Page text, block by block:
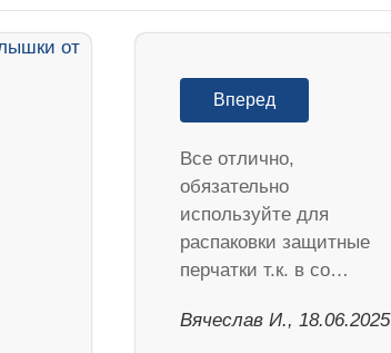
Вперед
Все отлично,
обязательно
используйте для
распаковки защитные
перчатки т.к. в со…
Вячеслав И., 18.06.2025